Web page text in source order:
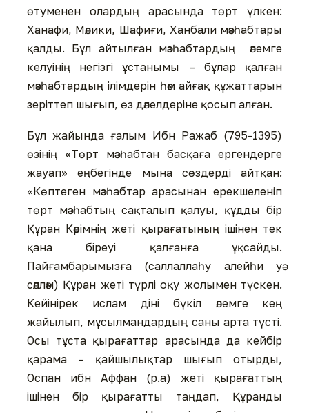
өтуменен олардың арасында төрт үлкен:
Ханафи, Мәлики, Шафиғи, Ханбали мәзһабтары
қалды. Бұл айтылған мәзһабтардың әлемге
келуінің негізгі ұстанымы – бұлар қалған
мәзһабтардың ілімдерін һәм айғақ құжаттарын
зеріттеп шығып, өз дәлелдеріне қосып алған.
Бұл жайында ғалым Ибн Ражаб (795-1395)
өзінің «Төрт мәзһабтан басқаға ергендерге
жауап» еңбегінде мына сөздерді айтқан:
«Көптеген мәзһабтар арасынан ерекшеленіп
төрт мәзһабтың сақталып қалуы, құдды бір
Құран Кәрімнің жеті қырағатының ішінен тек
қана біреуі қалғанға ұқсайды.
Пайғамбарымызға (саллаллаһу алейһи уә
сәлләм) Құран жеті түрлі оқу жолымен түскен.
Кейінірек ислам діні бүкіл әлемге кең
жайылып, мұсылмандардың саны арта түсті.
Осы тұста қырағаттар арасында да кейбір
қарама – қайшылықтар шығып отырды,
Оспан ибн Аффан (р.а) жеті қырағаттың
ішінен бір қырағатты таңдап, Құранды